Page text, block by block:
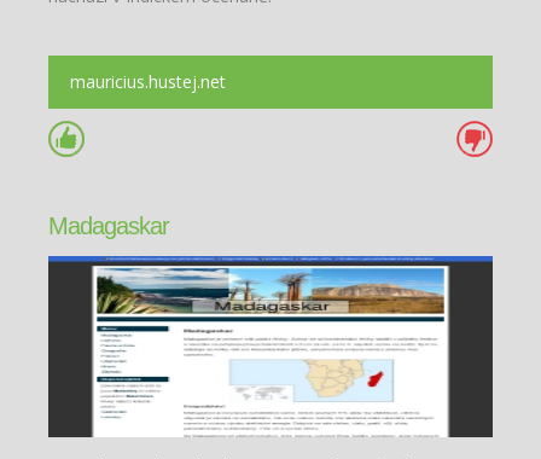
mauricius.hustej.net
Madagaskar